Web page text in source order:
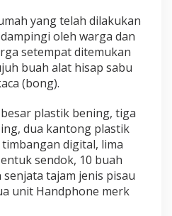
yang telah dilakukan
oleh warga dan
setempat ditemukan
buah alat hisap sabu
(bong).
plastik bening, tiga
dua kantong plastik
digital, lima
sendok, 10 buah
tajam jenis pisau
unit Handphone merk